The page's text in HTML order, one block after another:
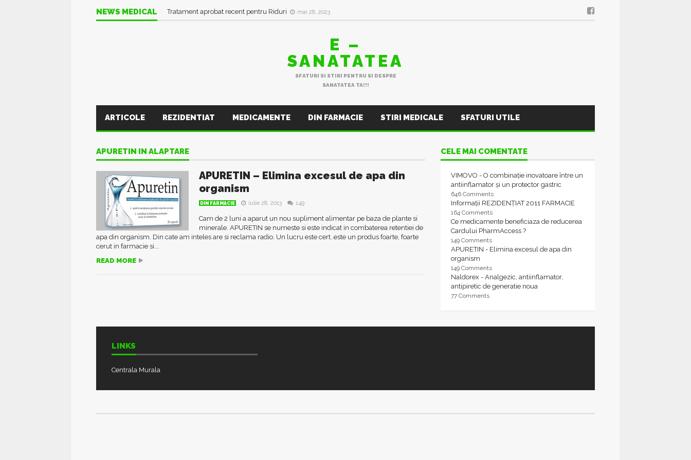
NEWS MEDICAL Tratament aprobat recent pentru Riduri mai 28, 2023
E –
SANATATEA
SFATURI SI STIRI PENTRU SI DESPRE
SANATATEA TA!!!
ARTICOLE REZIDENTIAT MEDICAMENTE DIN FARMACIE STIRI MEDICALE SFATURI UTILE
APURETIN IN ALAPTARE
APURETIN – Elimina excesul de apa din
organism
DIN FARMACIE iulie 28, 2013 149
Cam de 2 luni a aparut un nou supliment alimentar pe baza de plante si
minerale. APURETIN se numeste si este indicat in combaterea retentiei de
apa din organism. Din cate am inteles are si reclama radio. Un lucru este cert..este un produs foarte, foarte
cerut in farmacie si...
READ MORE
CELE MAI COMENTATE
VIMOVO - O combinație inovatoare între un
antiinflamator și un protector gastric
646 Comments
Informații REZIDENȚIAT 2011 FARMACIE
164 Comments
Ce medicamente beneficiaza de reducerea
Cardului PharmAccess ?
149 Comments
APURETIN - Elimina excesul de apa din
organism
149 Comments
Naldorex - Analgezic, antiinflamator,
antipiretic de generatie noua
77 Comments
LINKS
Centrala Murala